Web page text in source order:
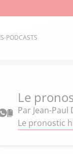
PODCASTS
Le
Par Jean-Paul
Le pronostic